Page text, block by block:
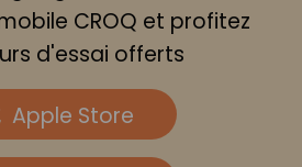
CROQ et profitez
d'essai offerts
Apple Store